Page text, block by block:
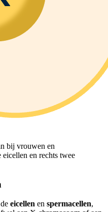
bij vrouwen en
en rechts twee
eicellen en spermacellen,